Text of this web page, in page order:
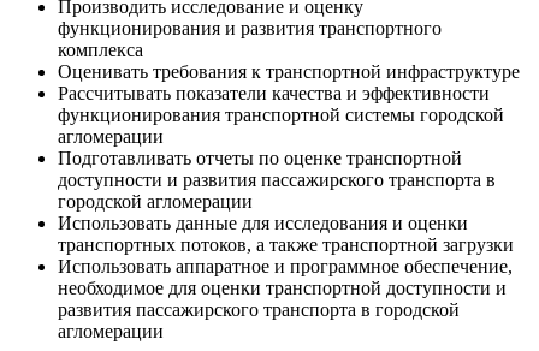
Производить исследование и оценку
функционирования и развития транспортного
комплекса
Оценивать требования к транспортной инфраструктуре
Рассчитывать показатели качества и эффективности
функционирования транспортной системы городской
агломерации
Подготавливать отчеты по оценке транспортной
доступности и развития пассажирского транспорта в
городской агломерации
Использовать данные для исследования и оценки
транспортных потоков, а также транспортной загрузки
Использовать аппаратное и программное обеспечение,
необходимое для оценки транспортной доступности и
развития пассажирского транспорта в городской
агломерации